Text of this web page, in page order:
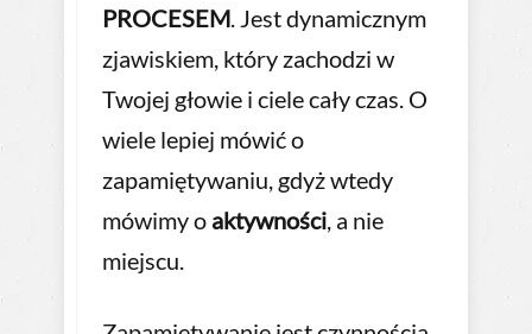
PROCESEM. Jest dynamicznym
zjawiskiem, który zachodzi w
Twojej głowie i ciele cały czas. O
wiele lepiej mówić o
zapamiętywaniu, gdyż wtedy
mówimy o aktywności, a nie
miejscu.